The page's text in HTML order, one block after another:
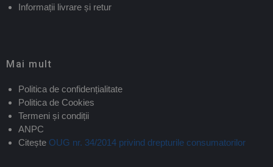
Informații livrare și retur
Mai mult
Politica de confidențialitate
Politica de Cookies
Termeni și condiții
ANPC
Citește OUG nr. 34/2014 privind drepturile consumatorilor